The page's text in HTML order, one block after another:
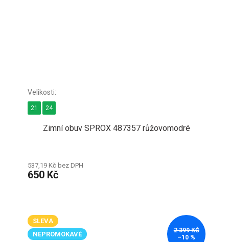
Zimní obuv SPROX 487357 růžovomodré
537,19 Kč bez DPH
650 Kč
21 24
SLEVA
NEPROMOKAVÉ
2 399 KČ
–10 %